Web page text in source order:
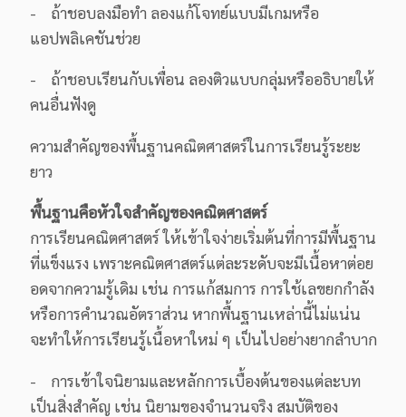
- ถ้าชอบลงมือทำ ลองแก้โจทย์แบบมีเกมหรือ
แอปพลิเคชันช่วย
- ถ้าชอบเรียนกับเพื่อน ลองติวแบบกลุ่มหรืออธิบายให้
คนอื่นฟังดู
ความสำคัญของพื้นฐานคณิตศาสตร์ในการเรียนรู้ระยะ
ยาว
พื้นฐานคือหัวใจสำคัญของคณิตศาสตร์
การเรียนคณิตศาสตร์ ให้เข้าใจง่ายเริ่มต้นที่การมีพื้นฐาน
ที่แข็งแรง เพราะคณิตศาสตร์แต่ละระดับจะมีเนื้อหาต่อย
อดจากความรู้เดิม เช่น การแก้สมการ การใช้เลขยกกำลัง
หรือการคำนวณอัตราส่วน หากพื้นฐานเหล่านี้ไม่แน่น
จะทำให้การเรียนรู้เนื้อหาใหม่ ๆ เป็นไปอย่างยากลำบาก
- การเข้าใจนิยามและหลักการเบื้องต้นของแต่ละบท
เป็นสิ่งสำคัญ เช่น นิยามของจำนวนจริง สมบัติของ